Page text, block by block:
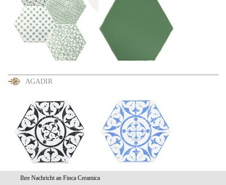
AGADIR
Ihre Nachricht an Finca Ceramica